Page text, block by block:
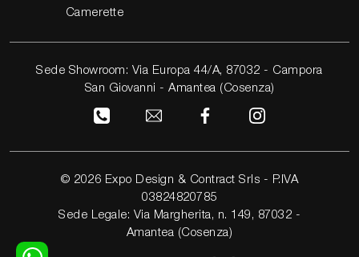
Camerette
Sede Showroom: Via Europa 44/A, 87032 - Campora
San Giovanni - Amantea (Cosenza)
© 2026 Expo Design & Contract Srls - P.IVA
03824820785
Sede Legale: Via Margherita, n. 149, 87032 -
Amantea (Cosenza)